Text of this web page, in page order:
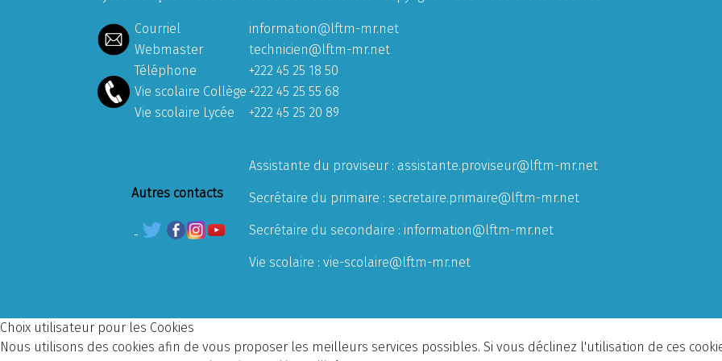
Courriel
information@lftm-mr.net
Webmaster
technicien@lftm-mr.net
Téléphone
+222 45 25 18 50
Vie scolaire Collège +222 45 25 55 68
Vie scolaire Lycée
+222 45 25 20 89
Autres contacts
Assistante du proviseur : assistante.proviseur@lftm-mr.net
Secrétaire du primaire : secretaire.primaire@lftm-mr.net
Secrétaire du secondaire : information@lftm-mr.net
Vie scolaire : vie-scolaire@lftm-mr.net
Choix utilisateur pour les Cookies
Nous utilisons des cookies afin de vous proposer les meilleurs services possibles. Si vous déclinez l'utilisation de ces